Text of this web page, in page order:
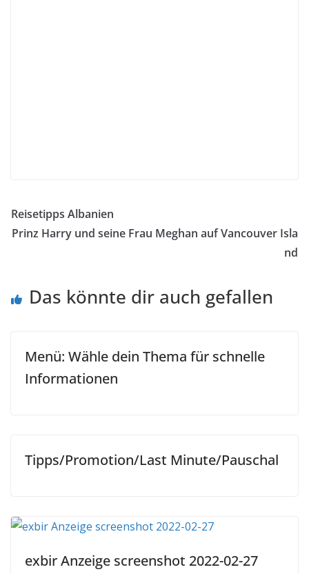
Reisetipps Albanien
Prinz Harry und seine Frau Meghan auf Vancouver Isla
nd
Das könnte dir auch gefallen
Menü: Wähle dein Thema für schnelle
Informationen
Tipps/Promotion/Last Minute/Pauschal
exbir Anzeige screenshot 2022-02-27